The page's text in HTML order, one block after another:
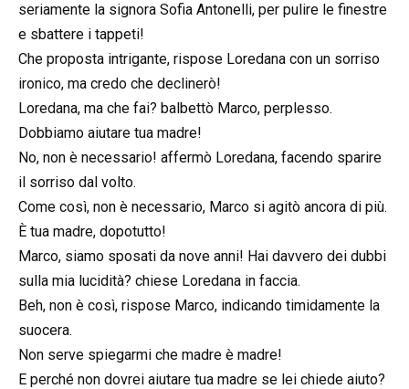
seriamente la signora Sofia Antonelli, per pulire le finestre
e sbattere i tappeti!
Che proposta intrigante, rispose Loredana con un sorriso
ironico, ma credo che declinerò!
Loredana, ma che fai? balbettò Marco, perplesso.
Dobbiamo aiutare tua madre!
No, non è necessario! affermò Loredana, facendo sparire
il sorriso dal volto.
Come così, non è necessario, Marco si agitò ancora di più.
È tua madre, dopotutto!
Marco, siamo sposati da nove anni! Hai davvero dei dubbi
sulla mia lucidità? chiese Loredana in faccia.
Beh, non è così, rispose Marco, indicando timidamente la
suocera.
Non serve spiegarmi che madre è madre!
E perché non dovrei aiutare tua madre se lei chiede aiuto?